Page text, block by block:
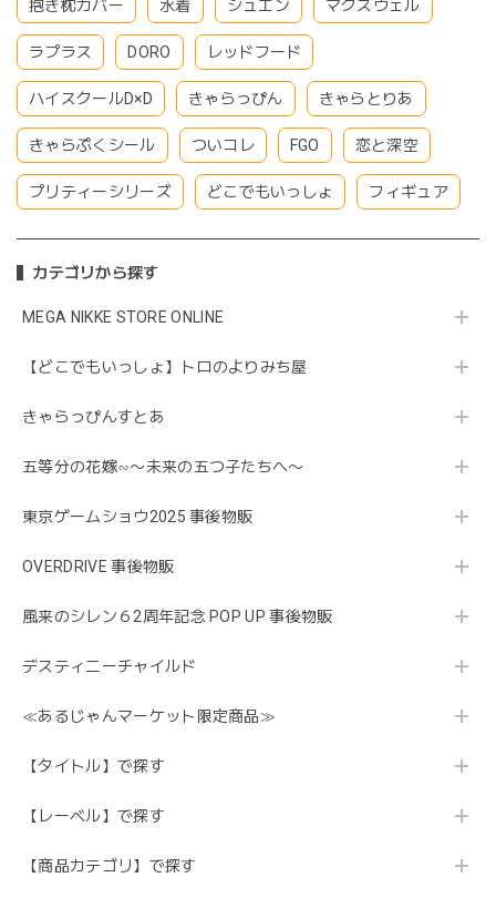
抱き枕カバー 水着 シュエン マクスウェル
ラプラス DORO レッドフード
ハイスクールD×D きゃらっぴん きゃらとりあ
きゃらぷくシール ついコレ FGO 恋と深空
プリティーシリーズ どこでもいっしょ フィギュア
カテゴリから探す
MEGA NIKKE STORE ONLINE
【どこでもいっしょ】トロのよりみち屋
きゃらっぴんすとあ
五等分の花嫁∽〜未来の五つ子たちへ〜
東京ゲームショウ2025 事後物販
OVERDRIVE 事後物販
風来のシレン６2周年記念 POP UP 事後物販
デスティニーチャイルド
≪あるじゃんマーケット限定商品≫
【タイトル】で探す
【レーベル】で探す
【商品カテゴリ】で探す